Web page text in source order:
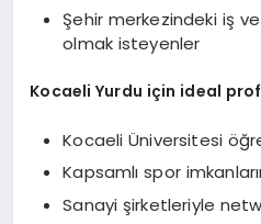
Şehir merkezindeki iş
olmak isteyenler
Kocaeli Yurdu için ideal
Kocaeli Üniversitesi
Kapsamlı spor
Sanayi şirketleriyle